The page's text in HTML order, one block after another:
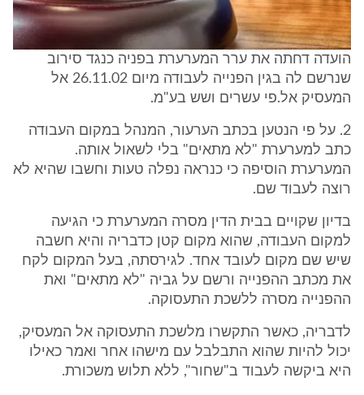
הועדה דחתה את ערר המערערת בפניה כנגד סירוב
שנרשם לה בגין הפנייה לעבודה מיום 26.11.02 אל
המעסיק אל.פי עשרים ושש בע"מ.
2. על פי הנטען בכתב הערעור, המנהל במקום העבודה
כתב למערערת "לא מתאים" בלי לשאול אותה.
המערערת הוסיפה כי כנראה נפלה טעות וחשבו שהיא לא
רוצה לעבוד שם.
בדיון שקויים בבית הדין מסרה המערערת כי הגיעה
למקום העבודה, שהוא מקום קטן כדבריה והיא חשבה
שיש שם מקום לעובד אחד. לגירסתה, בעל המקום לקח
את מכתב ההפנייה ורשם על גביה "לא מתאים" ואת
ההפנייה מסרה ללשכת התעסוקה.
לדבריה, כאשר התקשרו מלשכת התעסוקה אל המעסיק,
יכול להיות שהוא התבלבל עם מישהו אחר ואמר כאילו
היא ביקשה לעבוד ב"שחור", ללא תלוש משכורת.